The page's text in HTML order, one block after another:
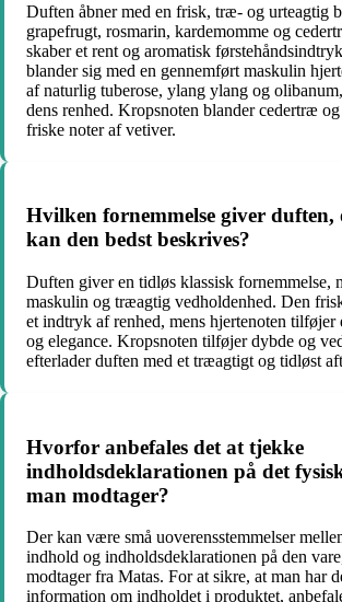
Duften åbner med en frisk, træ- og urteagtig
grapefrugt, rosmarin, kardemomme og
skaber et rent og aromatisk
blander sig med en gennemført maskulin
af naturlig tuberose, ylang ylang og
dens renhed. Kropsnoten blander cedertræ
friske noter af vetiver.
Hvilken fornemmelse giver
kan den bedst beskrives?
Duften giver en tidløs klassisk fornemmelse,
maskulin og træagtig vedholdenhed. Den
et indtryk af renhed, mens hjertenoten tilføjer
og elegance. Kropsnoten tilføjer dybde og
efterlader duften med et træagtigt og tidløst
Hvorfor anbefales det at tjekke
indholdsdeklarationen på det
man modtager?
Der kan være små uoverensstemmelser
indhold og indholdsdeklarationen på den
modtager fra Matas. For at sikre, at man har
information om indholdet i produktet,